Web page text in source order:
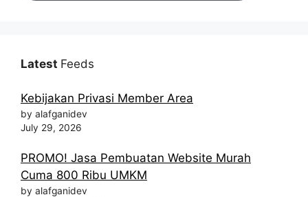
Latest Feeds
Kebijakan Privasi Member Area
by alafganidev
July 29, 2026
PROMO! Jasa Pembuatan Website Murah
Cuma 800 Ribu UMKM
by alafganidev